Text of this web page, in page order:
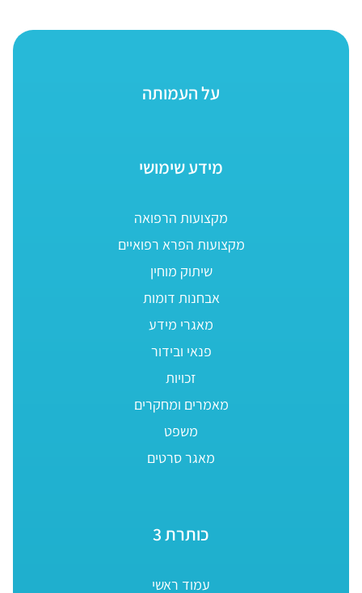
על העמותה
מידע שימושי
מקצועות הרפואה
מקצועות הפרא רפואיים
שיתוק מוחין
אבחנות דומות
מאגרי מידע
פנאי ובידור
זכויות
מאמרים ומחקרים
משפט
מאגר סרטים
כותרת 3
עמוד ראשי